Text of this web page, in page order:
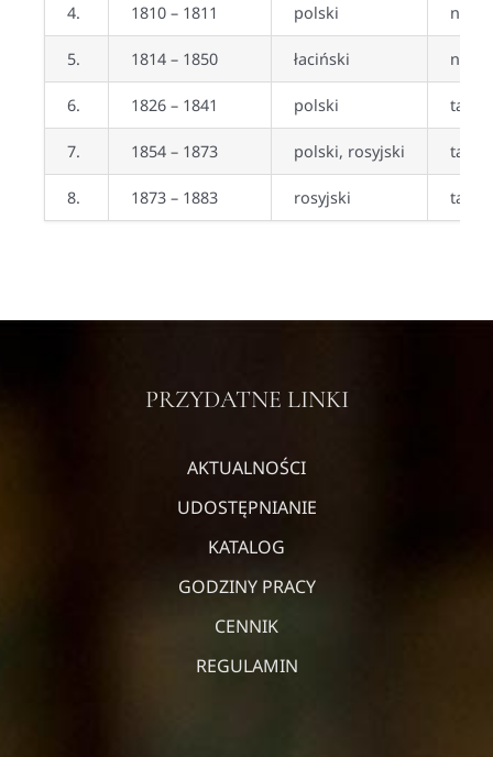
4. 1810 – 1811 polski nie
5. 1814 – 1850 łaciński nie
6. 1826 – 1841 polski tak
7. 1854 – 1873 polski, rosyjski tak
8. 1873 – 1883 rosyjski tak
PRZYDATNE LINKI
AKTUALNOŚCI
UDOSTĘPNIANIE
KATALOG
GODZINY PRACY
CENNIK
REGULAMIN